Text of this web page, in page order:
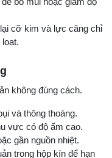
cỡ kim và lực căng chỉ
không đúng cách.
và thông thoáng.
vực có độ ẩm cao.
gần nguồn nhiệt.
trong hộp kín để hạn